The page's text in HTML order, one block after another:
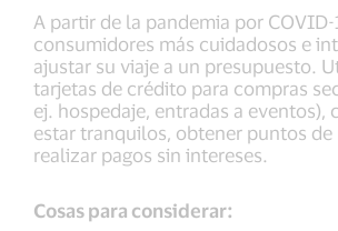
A partir de la pandemia por COVID-
consumidores más cuidadosos e
ajustar su viaje a un presupuesto.
tarjetas de crédito para compras
ej. hospedaje, entradas a eventos),
estar tranquilos, obtener puntos de
realizar pagos sin intereses.
Cosas para considerar: